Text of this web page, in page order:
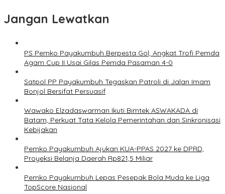
Jangan Lewatkan
PS Pemko Payakumbuh Berpesta Gol, Angkat Trofi Pemda
Agam Cup II Usai Gilas Pemda Pasaman 4-0
Satpol PP Payakumbuh Tegaskan Patroli di Jalan Imam
Bonjol Bersifat Persuasif
Wawako Elzadaswarman Ikuti Bimtek ASWAKADA di
Batam, Perkuat Tata Kelola Pemerintahan dan Sinkronisasi
Kebijakan
Pemko Payakumbuh Ajukan KUA-PPAS 2027 ke DPRD,
Proyeksi Belanja Daerah Rp821,5 Miliar
Pemko Payakumbuh Lepas Pesepak Bola Muda ke Liga
TopScore Nasional